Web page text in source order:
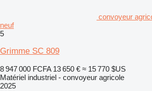
convoyeur
neuf
5
Grimme SC 809
8 947 000 FCFA 13 650 € ≈ 15 770 $US
Matériel industriel - convoyeur agricole
2025